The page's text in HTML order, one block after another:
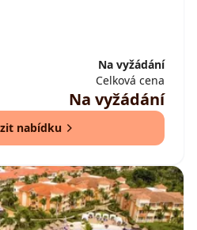
Na vyžádání
Celková cena
Na vyžádání
nabídku